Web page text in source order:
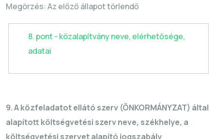
Megörzés: Az előző állapot törlendő
8. pont - közalapítvány neve, elérhetősége,
adatai
9. A közfeladatot ellátó szerv (ÖNKORMÁNYZAT) által
alapított költségvetési szerv neve, székhelye, a
költségvetési szervet alapító jogszabály